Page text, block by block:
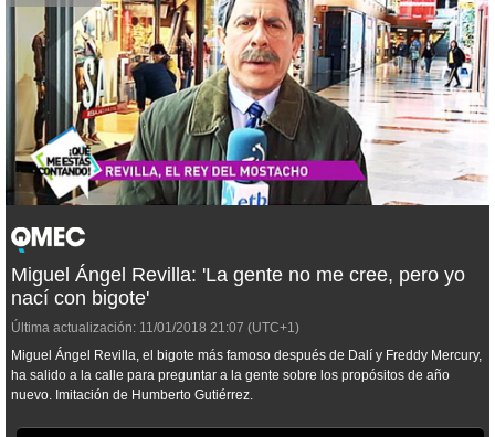
Miguel Ángel Revilla: 'La gente no me cree, pero yo
nací con bigote'
Última actualización: 11/01/2018 21:07 (UTC+1)
Miguel Ángel Revilla, el bigote más famoso después de Dalí y Freddy Mercury,
ha salido a la calle para preguntar a la gente sobre los propósitos de año
nuevo. Imitación de Humberto Gutiérrez.